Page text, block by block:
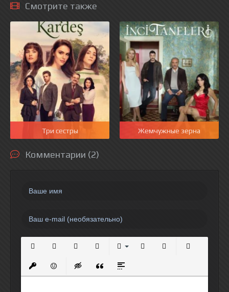
Смотрите также
Три сестры Жемчужные зерна
Комментарии (2)
Вставить защищенную ссылку
Вставить смайлик
Вставка скрытого текста
Вставка цитаты
Вставка спойлера